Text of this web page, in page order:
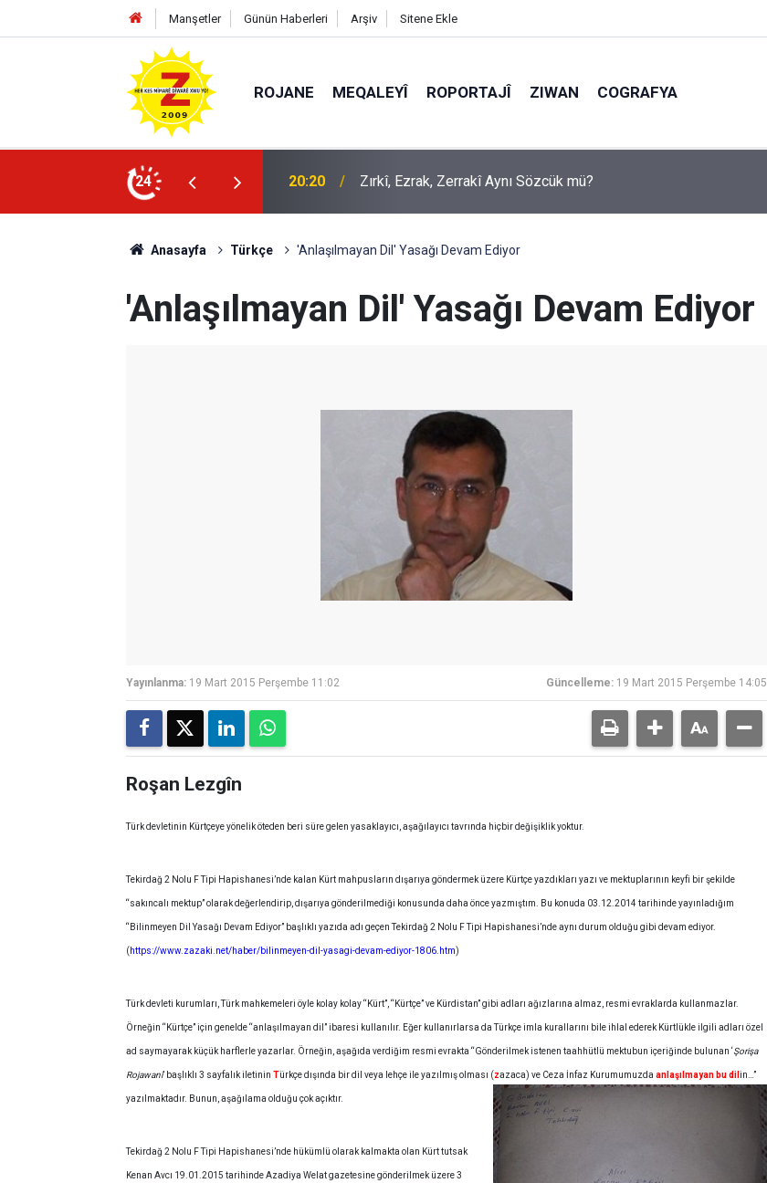
Manşetler Günün Haberleri Arşiv Sitene Ekle
ROJANE MEQALEYÎ ROPORTAJÎ ZIWAN COGRAFYA
24 09:56 Ji Zilma Partîzanan Nimûneyeka Piçûk
Anasayfa Türkçe 'Anlaşılmayan Dil' Yasağı Devam Ediyor
'Anlaşılmayan Dil' Yasağı Devam Ediyor
Yayınlanma: 19 Mart 2015 Perşembe 11:02 Güncelleme: 19 Mart 2015 Perşembe 14:05
Roşan Lezgîn
Türk devletinin Kürtçeye yönelik öteden beri süre gelen yasaklayıcı, aşağılayıcı tavrında hiçbir değişiklik yoktur.
Tekirdağ 2 Nolu F Tipi Hapishanesi’nde kalan Kürt mahpusların dışarıya göndermek üzere Kürtçe yazdıkları yazı ve mektuplarının keyfi bir şekilde
“sakıncalı mektup” olarak değerlendirip, dışarıya gönderilmediği konusunda daha önce yazmıştım. Bu konuda 03.12.2014 tarihinde yayınladığım
“Bilinmeyen Dil Yasağı Devam Ediyor” başlıklı yazıda adı geçen Tekirdağ 2 Nolu F Tipi Hapishanesi’nde aynı durum olduğu gibi devam ediyor.
( https://www.zazaki.net/haber/bilinmeyen-dil-yasagi-devam-ediyor-1806.htm)
Türk devleti kurumları, Türk mahkemeleri öyle kolay kolay “Kürt”, “Kürtçe” ve Kürdistan” gibi adları ağızlarına almaz, resmi evraklarda kullanmazlar.
Örneğin “Kürtçe” için genelde “anlaşılmayan dil” ibaresi kullanılır. Eğer kullanırlarsa da Türkçe imla kurallarını bile ihlal ederek Kürtlükle ilgili adları özel
ad saymayarak küçük harflerle yazarlar. Örneğin, aşağıda verdiğim resmi evrakta “Gönderilmek istenen taahhütlü mektubun içeriğinde bulunan ‘Şorişa
Rojawanî’ başlıklı 3 sayfalık iletinin Türkçe dışında bir dil veya lehçe ile yazılmış olması (zazaca) ve Ceza İnfaz Kurumumuzda anlaşılmayan bu dil in…”
yazılmaktadır. Bunun, aşağılama olduğu çok açıktır.
Tekirdağ 2 Nolu F Tipi Hapishanesi’nde hükümlü olarak kalmakta olan Kürt tutsak
Kenan Avcı 19.01.2015 tarihinde Azadiya Welat gazetesine gönderilmek üzere 3